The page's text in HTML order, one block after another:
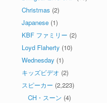
Christmas (2)
Japanese (1)
KBF ファミリー (2)
Loyd Flaherty (10)
Wednesday (1)
キッズビデオ (2)
スピーカー (2,223)
CH・スーン (4)